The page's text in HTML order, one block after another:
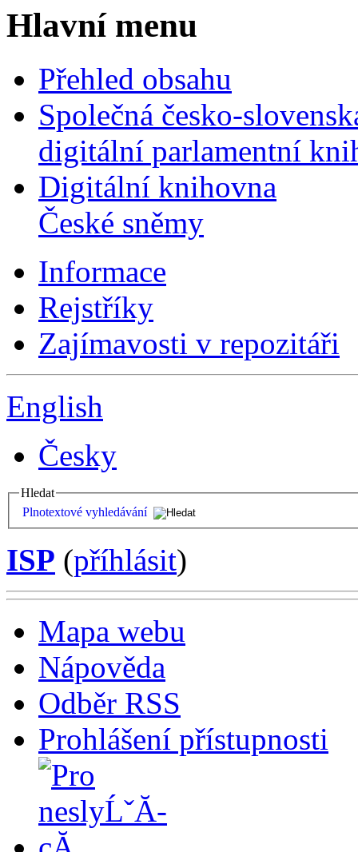
Hlavní menu
Přehled obsahu
Společná česko-
digitální parlamentní
Digitální knihovna
České sněmy
Informace
Rejstříky
Zajímavosti v repozitáři
English
Česky
Hledat
Plnotextové vyhledávání
ISP (příhlásit)
Mapa webu
Nápověda
Odběr RSS
Prohlášení přístupnosti